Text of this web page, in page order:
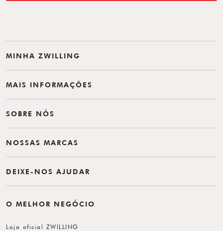
MINHA ZWILLING
MAIS INFORMAÇÕES
SOBRE NÓS
NOSSAS MARCAS
DEIXE-NOS AJUDAR
O MELHOR NEGÓCIO
Loja oficial ZWILLING